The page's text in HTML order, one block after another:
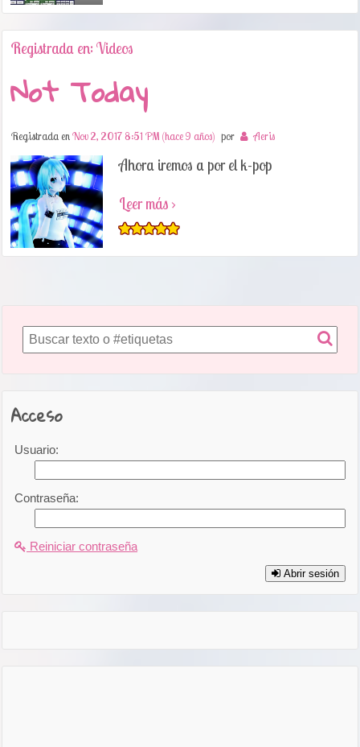
Registrada en: Videos
Not Today
Registrada enNov 2, 2017 8:51 PM (hace 9 años) por Aeris
Ahora iremos a por el k-pop
Leer más ›
Acceso
Usuario:
Contraseña:
Reiniciar contraseña
Abrir sesión